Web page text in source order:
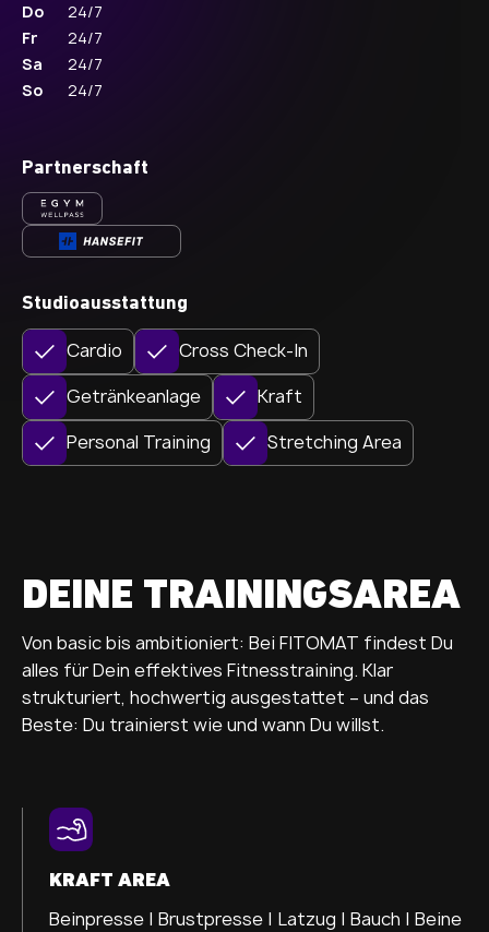
Do
24/7
Fr
24/7
Sa
24/7
So
24/7
Partnerschaft
Studioausstattung
Cardio
Cross Check-In
Getränkeanlage
Kraft
Personal Training
Stretching Area
DEINE TRAININGSAREA
Von basic bis ambitioniert: Bei FITOMAT findest Du
alles für Dein effektives Fitnesstraining. Klar
strukturiert, hochwertig ausgestattet – und das
Beste: Du trainierst wie und wann Du willst.
KRAFT AREA
Beinpresse | Brustpresse | Latzug | Bauch | Beine